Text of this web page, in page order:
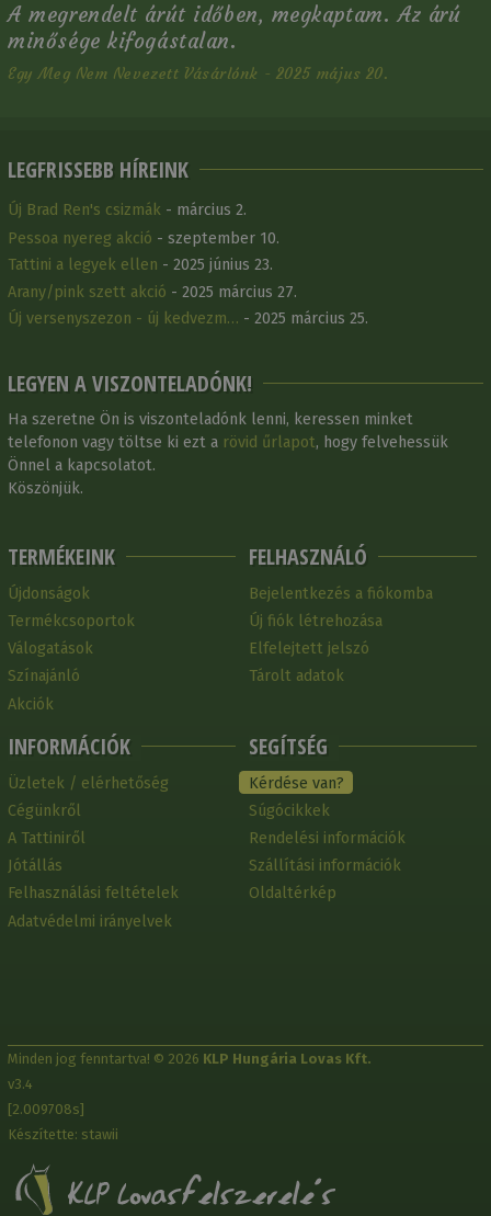
A megrendelt árút időben, megkaptam. Az árú
minősége kifogástalan.
Egy Meg Nem Nevezett Vásárlónk - 2025 május 20.
LEGFRISSEBB HÍREINK
Új Brad Ren's csizmák - március 2.
Pessoa nyereg akció - szeptember 10.
Tattini a legyek ellen - 2025 június 23.
Arany/pink szett akció - 2025 március 27.
Új versenyszezon - új kedvezm… - 2025 március 25.
LEGYEN A VISZONTELADÓNK!
Ha szeretne Ön is viszonteladónk lenni, keressen minket
telefonon vagy töltse ki ezt a rövid űrlapot, hogy felvehessük
Önnel a kapcsolatot.
Köszönjük.
TERMÉKEINK
Újdonságok
Termékcsoportok
Válogatások
Színajánló
Akciók
INFORMÁCIÓK
Üzletek / elérhetőség
Cégünkről
A Tattiniről
Jótállás
Felhasználási feltételek
Adatvédelmi irányelvek
FELHASZNÁLÓ
Bejelentkezés a fiókomba
Új fiók létrehozása
Elfelejtett jelszó
Tárolt adatok
SEGÍTSÉG
Kérdése van?
Súgócikkek
Rendelési információk
Szállítási információk
Oldaltérkép
Minden jog fenntartva! © 2026 KLP Hungária Lovas Kft.
v3.4
[2.009708s]
Készítette: stawii